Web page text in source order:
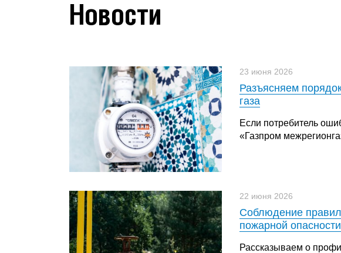
Новости
23 июня 2026
Разъясняем
газа
Если потребитель
«Газпром
22 июня 2026
Соблюдение правил
пожарной
Рассказываем о